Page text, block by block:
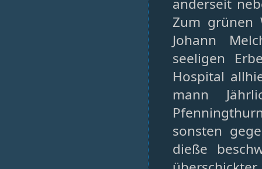
Zum grünen
Johann
seeligen
Hospital
mann
sonsten
dieße